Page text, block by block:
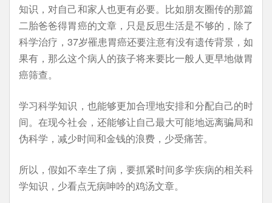
知识，对自己和家人也更有必要。比如朋友圈传的那篇
二胎爸爸得胃癌的文章，只是反思生活是不够的，除了
科学治疗，37岁罹患胃癌还要注意有没有遗传背景，如
果有，那么这个病人的孩子将来要比一般人更早地做胃
癌筛查。
学习科学知识，也能够更加合理地安排和分配自己的时
间。在现今社会，还能够让自己最大可能地远离骗局和
伪科学，减少时间和金钱的浪费，少受痛苦。
所以，假如不幸生了病，要抓紧时间多学疾病的相关科
学知识，少看点无病呻吟的鸡汤文章。